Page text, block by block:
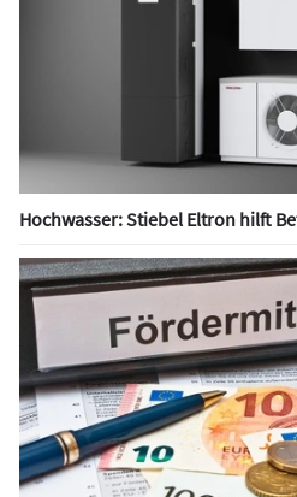
Hochwasser: Stiebel Eltron hilft